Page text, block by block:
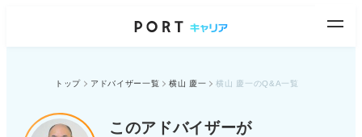
トップ アドバイザー一覧 横山 慶一 横山 慶一のQ&A一覧
このアドバイザーが